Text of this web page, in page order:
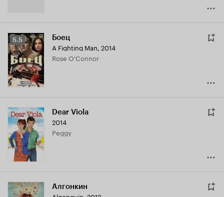
Рейтинг
Кинопоиска
5.5
5.5 Боец
A Fighting Man, 2014
Rose O'Connor
Dear Viola
2014
Peggy
Алгонкин